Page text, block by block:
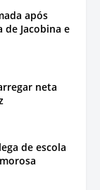
após
Jacobina e
neta
de escola